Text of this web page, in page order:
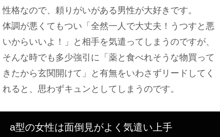
性格なので、頼りがいがある男性が大好きです。
体調が悪くてもつい「全然一人で大丈夫！うつすと悪
いからいいよ！」と相手を気遣ってしまうのですが、
そんな時でも多少強引に「薬と食べれそうな物買って
きたから玄関開けて」と有無をいわさずリードしてく
れると、思わずキュンとしてしまうのです。
a型の女性は面倒見がよく気遣い上手